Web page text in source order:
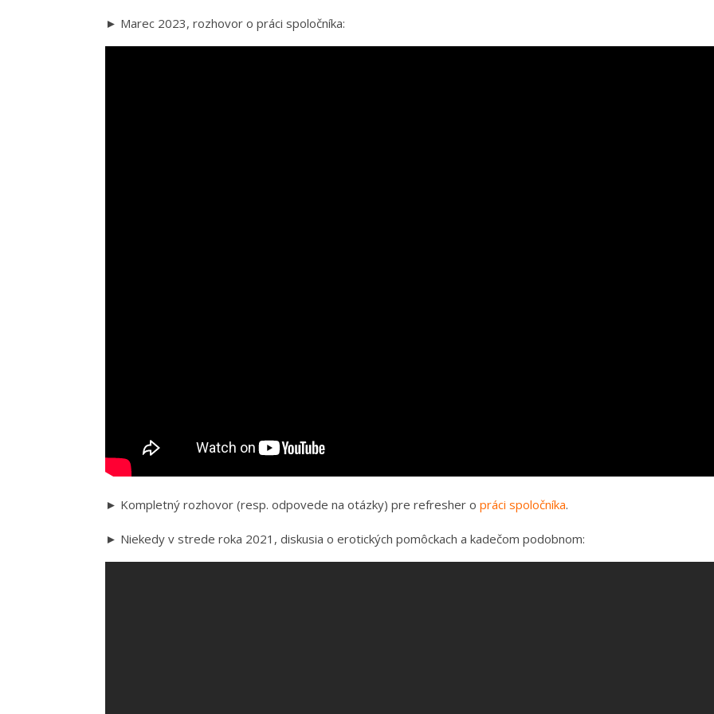
► Marec 2023, rozhovor o práci spoločníka:
► Kompletný rozhovor (resp. odpovede na otázky) pre refresher o práci spoločníka.
► Niekedy v strede roka 2021, diskusia o erotických pomôckach a kadečom podobnom: